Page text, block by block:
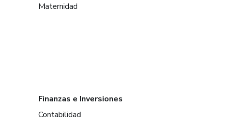
Maternidad
Finanzas e Inversiones
Contabilidad